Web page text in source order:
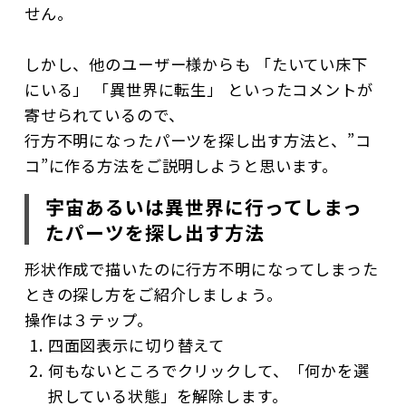
せん。
しかし、他のユーザー様からも 「たいてい床下
にいる」 「異世界に転生」 といったコメントが
寄せられているので、
行方不明になったパーツを探し出す方法と、”コ
コ”に作る方法をご説明しようと思います。
宇宙あるいは異世界に行ってしまっ
たパーツを探し出す方法
形状作成で描いたのに行方不明になってしまった
ときの探し方をご紹介しましょう。
操作は３テップ。
四面図表示に切り替えて
何もないところでクリックして、「何かを選
択している状態」を解除します。